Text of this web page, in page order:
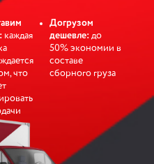
каждая
что
Догрузом
дешевле: до
50% экономии в
составе
сборного груза